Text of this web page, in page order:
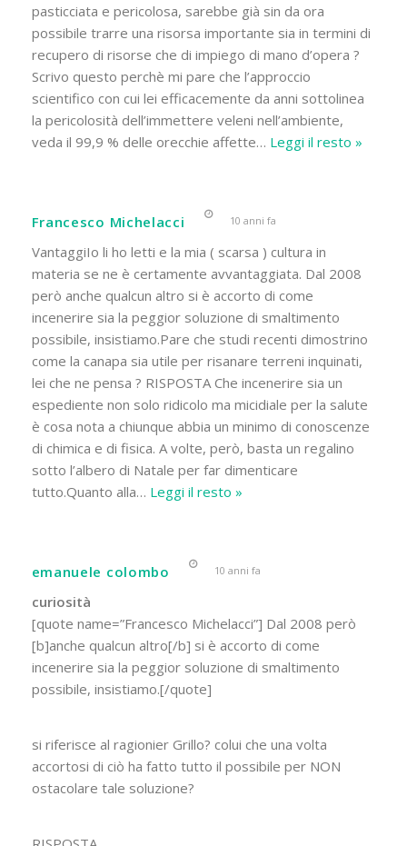
pasticciata e pericolosa, sarebbe già sin da ora
possibile trarre una risorsa importante sia in termini di
recupero di risorse che di impiego di mano d’opera ?
Scrivo questo perchè mi pare che l’approccio
scientifico con cui lei efficacemente da anni sottolinea
la pericolosità dell’immettere veleni nell’ambiente,
veda il 99,9 % delle orecchie affette… Leggi il resto »
Francesco Michelacci 10 anni fa
VantaggiIo li ho letti e la mia ( scarsa ) cultura in
materia se ne è certamente avvantaggiata. Dal 2008
però anche qualcun altro si è accorto di come
incenerire sia la peggior soluzione di smaltimento
possibile, insistiamo.Pare che studi recenti dimostrino
come la canapa sia utile per risanare terreni inquinati,
lei che ne pensa ? RISPOSTA Che incenerire sia un
espediente non solo ridicolo ma micidiale per la salute
è cosa nota a chiunque abbia un minimo di conoscenze
di chimica e di fisica. A volte, però, basta un regalino
sotto l’albero di Natale per far dimenticare
tutto.Quanto alla… Leggi il resto »
emanuele colombo 10 anni fa
curiosità
[quote name=”Francesco Michelacci”] Dal 2008 però
[b]anche qualcun altro[/b] si è accorto di come
incenerire sia la peggior soluzione di smaltimento
possibile, insistiamo.[/quote]
si riferisce al ragionier Grillo? colui che una volta
accortosi di ciò ha fatto tutto il possibile per NON
ostacolare tale soluzione?